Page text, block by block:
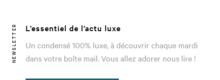
NEWSLETTER
L’essentiel de l’actu luxe
Un condensé 100% luxe, à découvrir chaque mardi
dans votre boîte mail. Vous allez adorer nous lire !